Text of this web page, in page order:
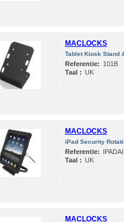
MACLOCKS
Tablet Kiosk Stand
Referentie: 101B
Taal : UK
MACLOCKS
iPad Security
Referentie:
Taal : UK
MACLOCKS